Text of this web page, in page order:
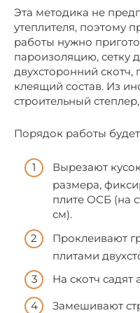
Эта методика не
утеплителя, поэтому
работы нужно
пароизоляцию, сетку
двухсторонний скотч,
клеящий состав. Из
строительный
Порядок работы
Вырезают
размера,
плите ОСБ (на
см).
Проклеивают
плитами
На скотч
Замешивают